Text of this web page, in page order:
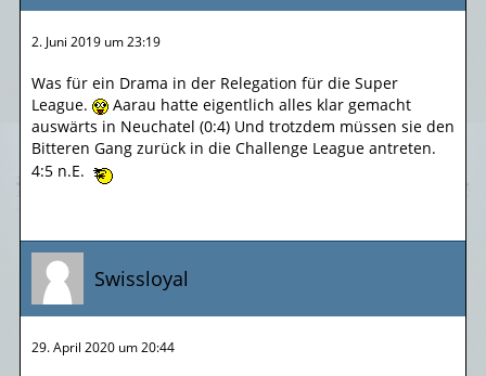
2. Juni 2019 um 23:19
Was für ein Drama in der Relegation für die Super
League.
Aarau hatte eigentlich alles klar gemacht
auswärts in Neuchatel (0:4) Und trotzdem müssen sie den
Bitteren Gang zurück in die Challenge League antreten.
4:5 n.E.
Swissloyal
29. April 2020 um 20:44